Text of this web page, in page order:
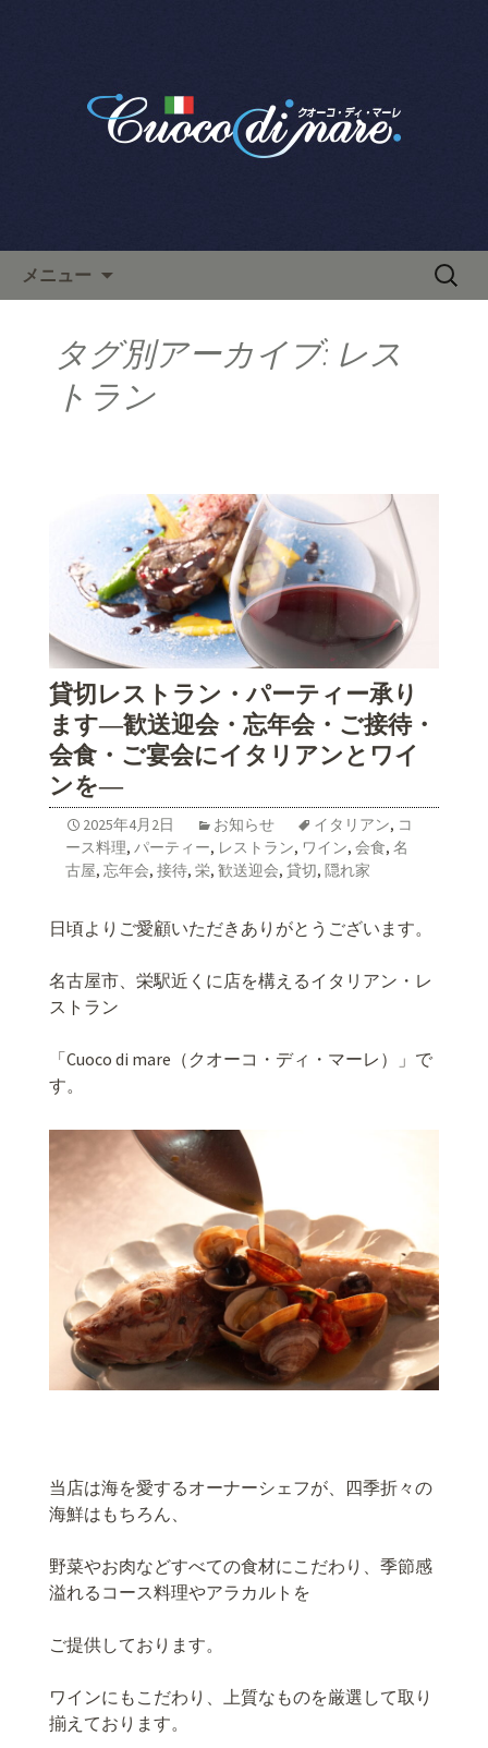
ーコ・ディ・マーレ」のブロ
メニュー
検
タグ別アーカイブ: レス
トラン
貸切レストラン・パーティー承り
ます―歓送迎会・忘年会・ご接待・
会食・ご宴会にイタリアンとワイ
ンを―
2025年4月2日 お知らせ イタリアン, コ
ース料理, パーティー, レストラン, ワイン, 会食, 名
古屋, 忘年会, 接待, 栄, 歓送迎会, 貸切, 隠れ家
日頃よりご愛顧いただきありがとうございます。
名古屋市、栄駅近くに店を構えるイタリアン・レ
ストラン
「Cuoco di mare（クオーコ・ディ・マーレ）」で
す。
当店は海を愛するオーナーシェフが、四季折々の
海鮮はもちろん、
野菜やお肉などすべての食材にこだわり、季節感
溢れるコース料理やアラカルトを
ご提供しております。
ワインにもこだわり、上質なものを厳選して取り
揃えております。